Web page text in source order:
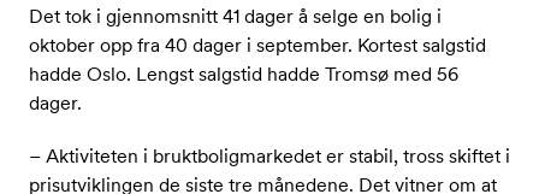
Det tok i gjennomsnitt 41 dager å selge en bolig i
oktober opp fra 40 dager i september. Kortest salgstid
hadde Oslo. Lengst salgstid hadde Tromsø med 56
dager.
– Aktiviteten i bruktboligmarkedet er stabil, tross skiftet i
prisutviklingen de siste tre månedene. Det vitner om at